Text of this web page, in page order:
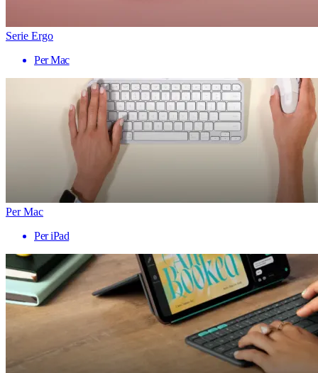
Serie Ergo
Per Mac
Per Mac
Per iPad